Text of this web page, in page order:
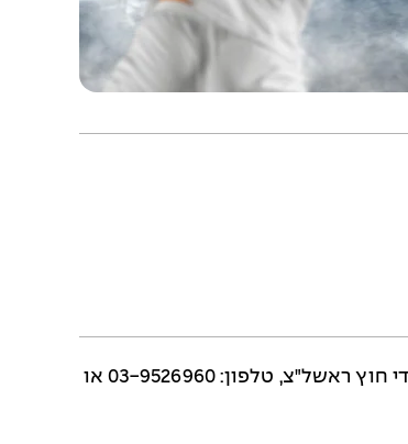
לפרטים והרשמה לקורס מדריכי כדוריד חייגו: 5009* היחידה ללימודי חוץ ראשל"צ, טלפון: 03-9526960 או